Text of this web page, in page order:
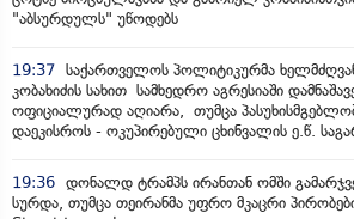
"აბსურდულს" უწოდებს
19:37 საქართველოს პოლიტიკურმა
კობახიძის სახით სამხედრო აგრესიაში
ოფიციალურად აღიარა, თუმცა
დაეკისროს - ოკუპირებული ცხინვალის ე.წ.
19:36 დონალდ ტრამპს ირანთან ომში
სურდა, თუმცა თეირანმა უფრო მკაცრი